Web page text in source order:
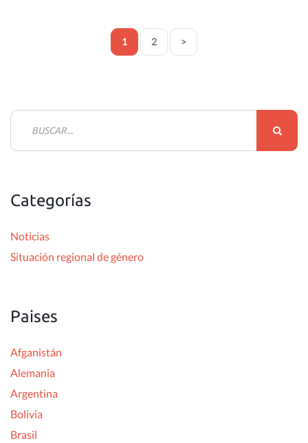
1 2 >
B
a
:
Categorías
Noticias
Situación regional de género
Paises
Afganistán
Alemania
Argentina
Bolivia
Brasil